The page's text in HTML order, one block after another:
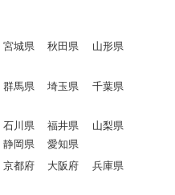
宮城県 秋田県
山形県
群馬県 埼玉県
千葉県
石川県 福井県
山梨県
静岡県 愛知県
京都府 大阪府
兵庫県